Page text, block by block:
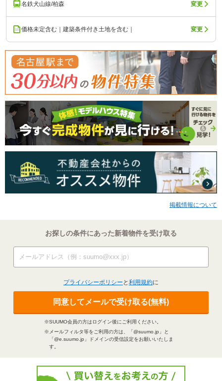
名鉄犬山線/柏森 変更
価格未定含む｜建築条件付き土地を含む｜ 変更
掲載情報について
お探しの条件にあった新着物件を受け取る
プライバシーポリシー と 利用規約に
同意してメールで受け取る(無料)
※SUUMO会員の方はログイン後にご利用ください。
※メールフィルタ等をご利用の方は、「@suumo.jp」と
「@e.suumo.jp」ドメインの受信設定をお願いいたしま
す。